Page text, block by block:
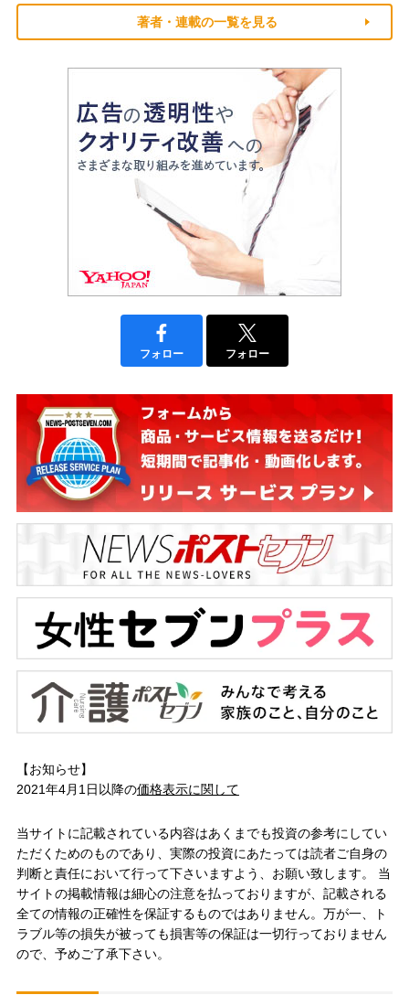
著者・連載の一覧を見る
フォロー フォロー
【お知らせ】
2021年4月1日以降の価格表示に関して
当サイトに記載されている内容はあくまでも投資の参考にしてい
ただくためのものであり、実際の投資にあたっては読者ご自身の
判断と責任において行って下さいますよう、お願い致します。 当
サイトの掲載情報は細心の注意を払っておりますが、記載される
全ての情報の正確性を保証するものではありません。万が一、ト
ラブル等の損失が被っても損害等の保証は一切行っておりません
ので、予めご了承下さい。